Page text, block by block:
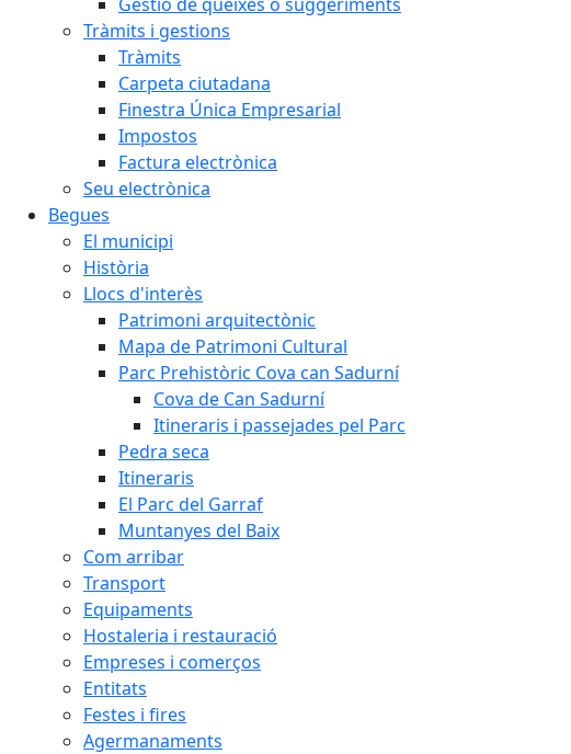
Tràmits i gestions
Tràmits
Carpeta ciutadana
Finestra Única Empresarial
Impostos
Factura electrònica
Seu electrònica
Begues
El municipi
Història
Llocs d'interès
Patrimoni arquitectònic
Mapa de Patrimoni Cultural
Parc Prehistòric Cova can Sadurní
Cova de Can Sadurní
Itineraris i passejades pel Parc
Pedra seca
Itineraris
El Parc del Garraf
Muntanyes del Baix
Com arribar
Transport
Equipaments
Hostaleria i restauració
Empreses i comerços
Entitats
Festes i fires
Agermanaments